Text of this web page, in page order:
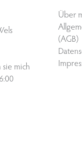
mich
Über
(AGB)